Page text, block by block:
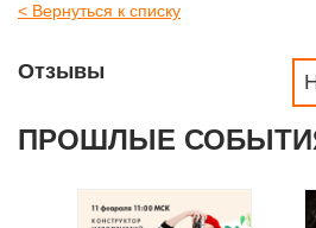
< Вернуться к списку
Отзывы
ПРОШЛЫЕ